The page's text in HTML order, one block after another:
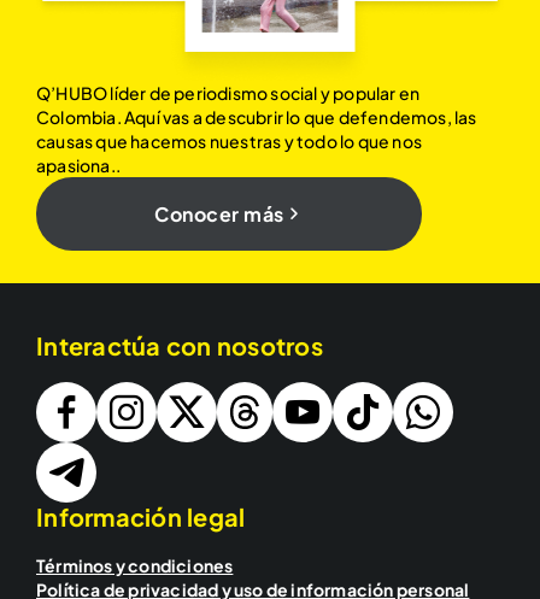
Q’HUBO líder de periodismo social y popular en
Colombia. Aquí vas a descubrir lo que defendemos, las
causas que hacemos nuestras y todo lo que nos
apasiona..
Conocer más
Interactúa con nosotros
Información legal
Términos y condiciones
Política de privacidad y uso de información personal